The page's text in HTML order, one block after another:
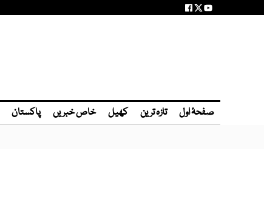
صفحۂ اول تازہ ترین کھیل خاص خبریں پاکستان